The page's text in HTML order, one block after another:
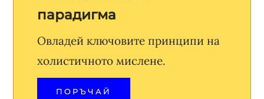
парадигма
Овладей ключовите принципи на
холистичното мислене.
ПОРЪЧАЙ